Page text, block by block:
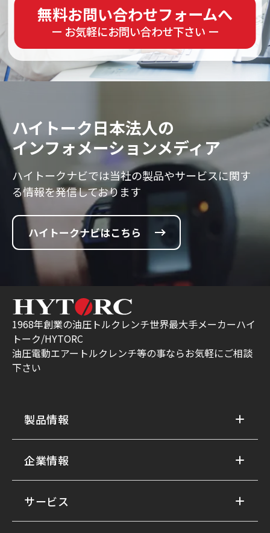
無料お問い合わせフォームへ
ー お気軽にお問い合わせ下さい ー
ハイトーク日本法人の
インフォメーションメディア
ハイトークナビでは当社の製品やサービスに関す
る情報を発信しております
ハイトークナビはこちら
1968年創業の油圧トルクレンチ世界最大手メーカーハイ
トーク/HYTORC
油圧電動エアートルクレンチ等の事ならお気軽にご相談
下さい
製品情報
企業情報
サービス